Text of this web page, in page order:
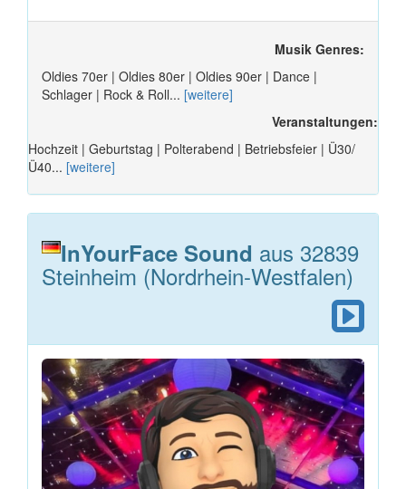
Musik Genres:
Oldies 70er | Oldies 80er | Oldies 90er | Dance |
Schlager | Rock & Roll... [weitere]
Veranstaltungen:
Hochzeit | Geburtstag | Polterabend | Betriebsfeier | Ü30/
Ü40... [weitere]
InYourFace Sound aus 32839
Steinheim (Nordrhein-Westfalen)